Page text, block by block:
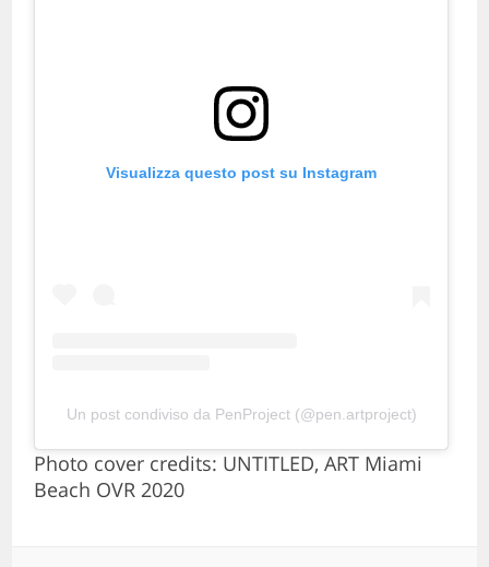
Visualizza questo post su Instagram
Un post condiviso da PenProject (@pen.artproject)
Photo cover credits: UNTITLED, ART Miami
Beach OVR 2020